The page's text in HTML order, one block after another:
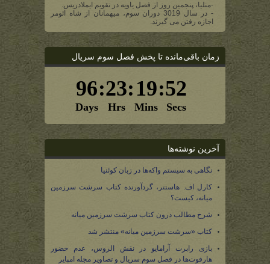
-منلیا، پنجمین روز از فصل یاویه در تقویم ایملادریس.
- در سال 3019 دوران سوم، میهمانان از شاه ائومر
اجازه رفتن می گیرند.
زمان باقی‌مانده تا پخش فصل سوم سریال
آخرین نوشته‌ها
نگاهی به سیستم واکه‌ها در زبان کوئنیا
کارل اف. هاستتر، گردآورنده کتاب سرشت سرزمین
میانه، کیست؟
شرح مطالب درون کتاب سرشت سرزمین میانه
کتاب «سرشت سرزمین میانه» منتشر شد
بازی رابرت آرامایو در نقش الروس، عدم حضور
هارفوت‌ها در فصل سوم سریال و تصاویر مجله امپایر